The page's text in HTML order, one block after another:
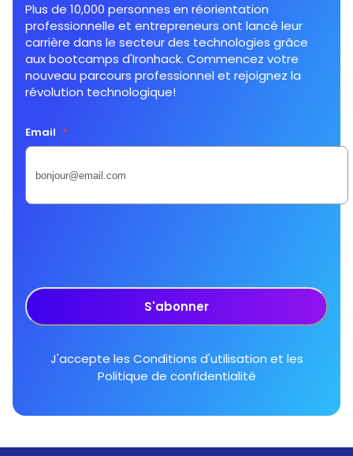
Plus de 10,000 personnes en réorientation
professionnelle et entrepreneurs ont lancé leur
carrière dans le secteur des technologies grâce
aux bootcamps d'Ironhack. Commencez votre
nouveau parcours professionnel et rejoignez la
révolution technologique!
Email *
S'abonner
J'accepte les Conditions d'utilisation et les
Politique de confidentialité